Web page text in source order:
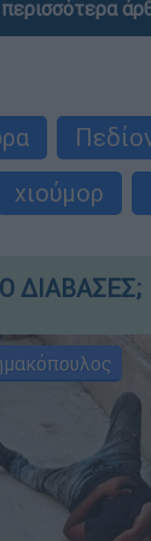
περισσότερα
χιούμορ
ΔΙΑΒΑΣΕΣ;